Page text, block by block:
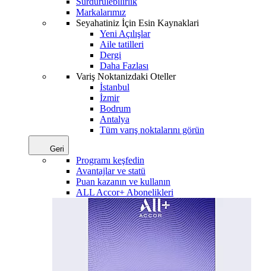
Markalarımız
Seyahatiniz İçin Esin Kaynaklari
Yeni Açılışlar
Aile tatilleri
Dergi
Daha Fazlası
Variş Noktanizdaki Oteller
İstanbul
İzmir
Bodrum
Antalya
Tüm varış noktalarını görün
Geri
Programı keşfedin
Avantajlar ve statü
Puan kazanın ve kullanın
ALL Accor+ Abonelikleri